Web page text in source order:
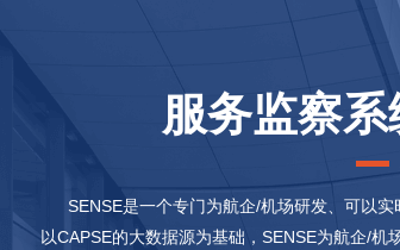
服务监察
SENSE是一个专门为航企/机场研发、可以实
以CAPSE的大数据源为基础，SENSE为航企/机